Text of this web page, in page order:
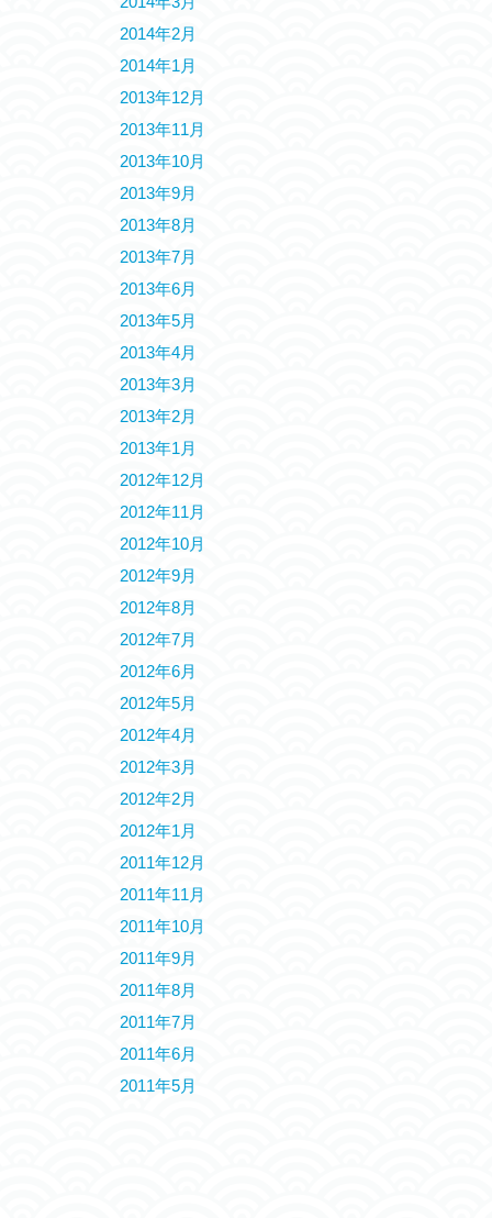
2014年2月
2014年1月
2013年12月
2013年11月
2013年10月
2013年9月
2013年8月
2013年7月
2013年6月
2013年5月
2013年4月
2013年3月
2013年2月
2013年1月
2012年12月
2012年11月
2012年10月
2012年9月
2012年8月
2012年7月
2012年6月
2012年5月
2012年4月
2012年3月
2012年2月
2012年1月
2011年12月
2011年11月
2011年10月
2011年9月
2011年8月
2011年7月
2011年6月
2011年5月